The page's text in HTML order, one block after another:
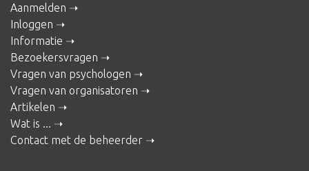
Aanmelden
Inloggen
Informatie
Bezoekersvragen
Vragen van psychologen
Vragen van organisatoren
Artikelen
Wat is ...
Contact met de beheerder